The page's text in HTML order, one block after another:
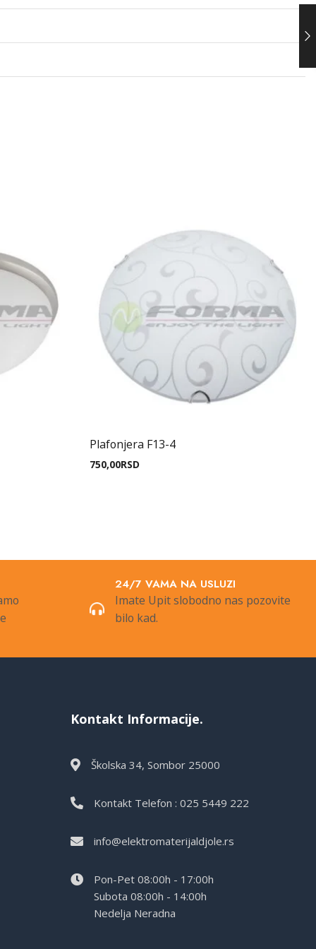
Plafonjera F13-4
750,00RSD
24/7 VAMA NA USLUZI
Imate Upit slobodno nas pozovite
bilo kad.
Kontakt Informacije.
Školska 34, Sombor 25000
Kontakt Telefon : 025 5449 222
info@elektromaterijaldjole.rs
Pon-Pet 08:00h - 17:00h
Subota 08:00h - 14:00h
Nedelja Neradna